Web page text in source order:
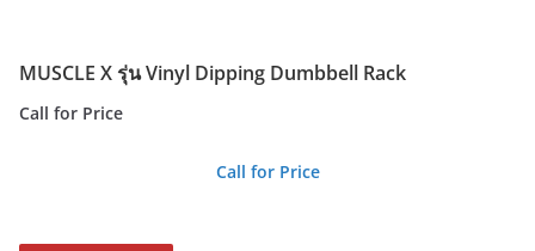
MUSCLE X รุ่น Vinyl Dipping Dumbbell Rack
Call for Price
Call for Price